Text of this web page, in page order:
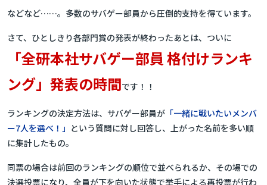
などなど……。多数のサバゲー部員から圧倒的支持を得ています。
さて、ひとしきり各部門賞の発表が終わったあとは、ついに
「全研本社サバゲー部員 格付けランキ
ング」発表の時間です！！
ランキングの決定方法は、サバゲー部員が 「一緒に戦いたいメンバ
ー7人を選べ！」 という質問に対し回答し、上がった名前を多い順
に集計したもの。
同票の場合は前回のランキングの順位で並べられるか、その場での
決選投票になり、全員が下を向いた状態で挙手による再投票が行わ